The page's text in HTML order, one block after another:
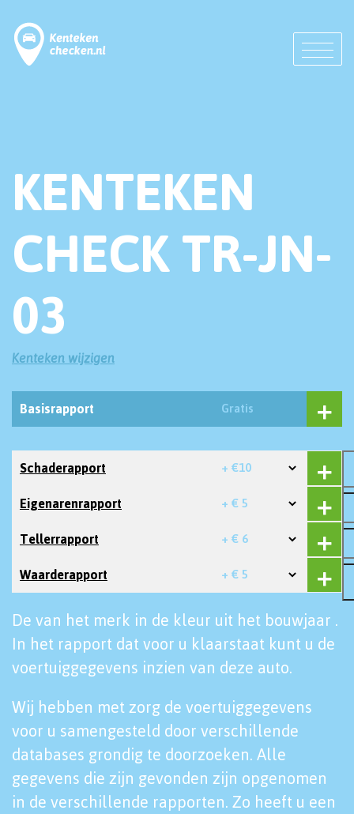
KENTEKEN
CHECK TR-JN-
03
Kenteken wijzigen
Basisrapport Gratis
Schaderapport + €10
Eigenarenrapport + € 5
Tellerrapport + € 6
Waarderapport + € 5
De van het merk in de kleur uit het bouwjaar .
In het rapport dat voor u klaarstaat kunt u de
voertuiggegevens inzien van deze auto.
Wij hebben met zorg de voertuiggegevens
voor u samengesteld door verschillende
databases grondig te doorzoeken. Alle
gegevens die zijn gevonden zijn opgenomen
in de verschillende rapporten. Zo heeft u een